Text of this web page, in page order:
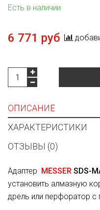
Есть в наличии
6 771 руб
ОПИСАНИЕ
ХАРАКТЕРИСТИКИ
ОТЗЫВЫ (0)
Адаптер MESSER SDS-
установить алмазную
дрель или перфоратор с